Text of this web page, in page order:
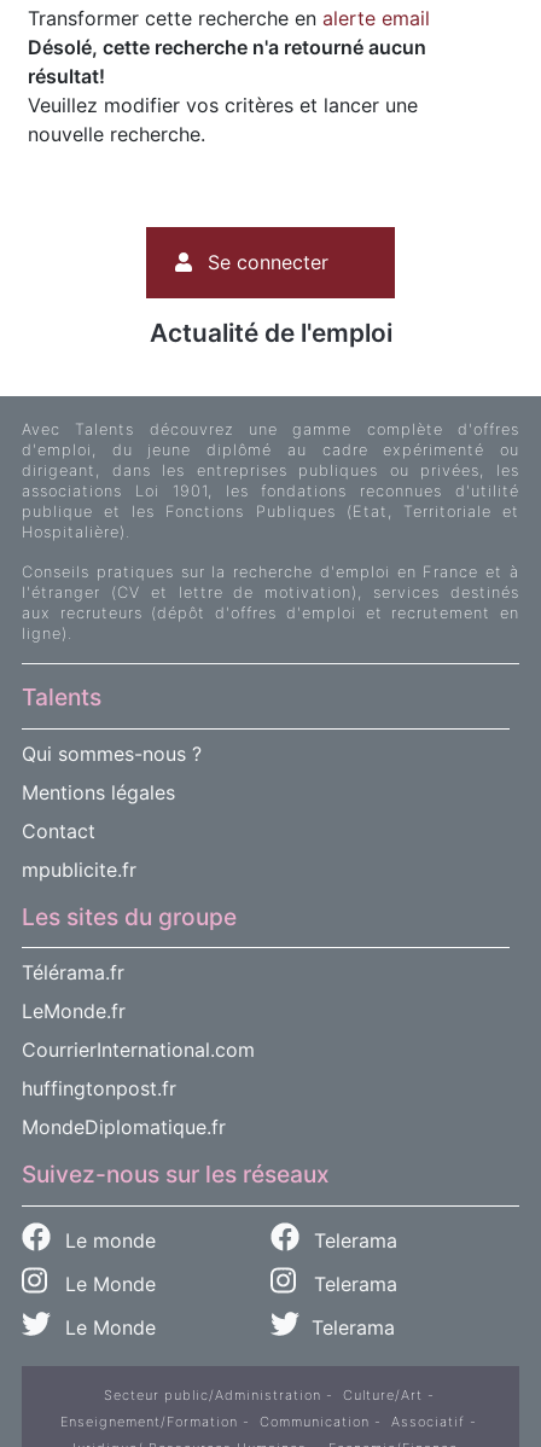
Transformer cette recherche en alerte email
Désolé, cette recherche n'a retourné aucun
résultat!
Veuillez modifier vos critères et lancer une
nouvelle recherche.
compte
de
Se connecter
Actualité de l'emploi
Avec Talents découvrez une gamme complète d'offres
d'emploi, du jeune diplômé au cadre expérimenté ou
dirigeant, dans les entreprises publiques ou privées, les
associations Loi 1901, les fondations reconnues d'utilité
publique et les Fonctions Publiques (Etat, Territoriale et
Hospitalière).
Conseils pratiques sur la recherche d'emploi en France et à
l'étranger (CV et lettre de motivation), services destinés
aux recruteurs (dépôt d'offres d'emploi et recrutement en
ligne).
Talents
Qui sommes-nous ?
Mentions légales
Contact
mpublicite.fr
Les sites du groupe
Télérama.fr
LeMonde.fr
CourrierInternational.com
huffingtonpost.fr
MondeDiplomatique.fr
Suivez-nous sur les réseaux
Le monde
Telerama
Le Monde
Telerama
Le Monde
Telerama
Secteur public/Administration
Culture/Art
Enseignement/Formation
Communication
Associatif